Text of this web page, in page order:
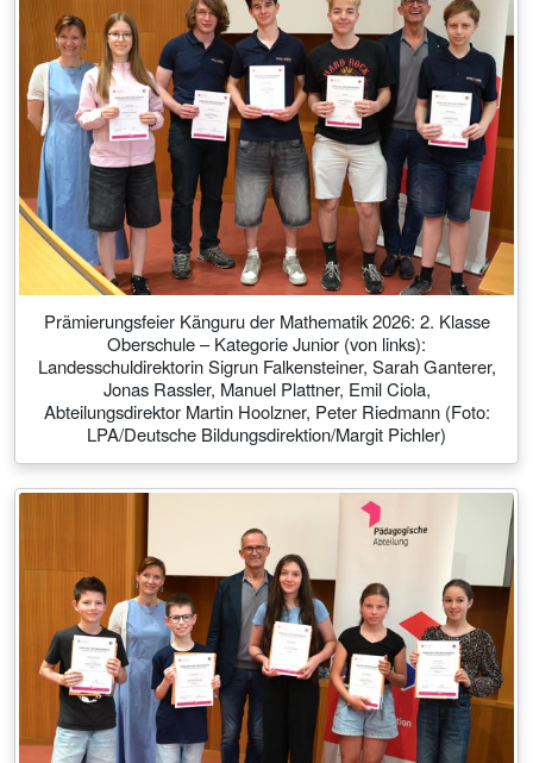
Prämierungsfeier Känguru der Mathematik 2026: 2. Klasse
Oberschule – Kategorie Junior (von links):
Landesschuldirektorin Sigrun Falkensteiner, Sarah Ganterer,
Jonas Rassler, Manuel Plattner, Emil Ciola,
Abteilungsdirektor Martin Hoolzner, Peter Riedmann (Foto:
LPA/Deutsche Bildungsdirektion/Margit Pichler)